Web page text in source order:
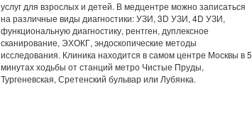
услуг для взрослых и детей. В медцентре можно записаться
на различные виды диагностики: УЗИ, 3D УЗИ, 4D УЗИ,
функциональную диагностику, рентген, дуплексное
сканирование, ЭХОКГ, эндоскопические методы
исследования. Клиника находится в самом центре Москвы в 5
минутах ходьбы от станций метро Чистые Пруды,
Тургеневская, Сретенский бульвар или Лубянка.